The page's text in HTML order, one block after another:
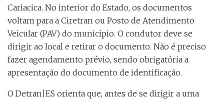
Cariacica. No interior do Estado, os documentos
voltam para a Ciretran ou Posto de Atendimento
Veicular (PAV) do município. O condutor deve se
dirigir ao local e retirar o documento. Não é preciso
fazer agendamento prévio, sendo obrigatória a
apresentação do documento de identificação.
O Detran|ES orienta que, antes de se dirigir a uma